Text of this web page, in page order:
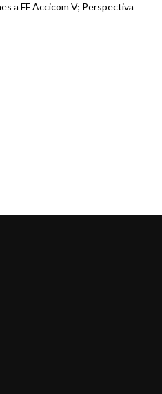
a FF Accicom V; Perspectiva